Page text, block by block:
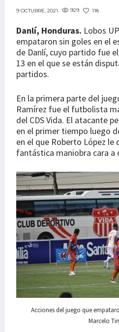
9 OCTUBRE, 2021 929 118
Danlí, Honduras. Lobos
empataron sin goles en el
de Danlí, cuyo partido fue
13 en el que se están
partidos.
En la primera parte del
Ramírez fue el futbolista
del CDS Vida. El atacante
en el primer tiempo luego
en el que Roberto López le
fantástica maniobra cara a
Acciones del juego que
Marcelo